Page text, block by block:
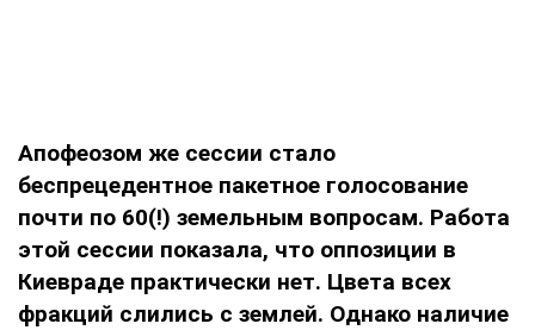
Апофеозом же сессии стало
беспрецедентное пакетное голосование
почти по 60(!) земельным вопросам. Работа
этой сессии показала, что оппозиции в
Киевраде практически нет. Цвета всех
фракций слились с землей. Однако наличие